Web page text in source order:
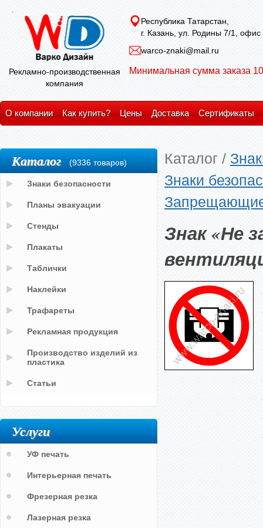
Рекламно-производственная
компания
Республика Татарстан,
г. Казань, ул. Родины 7/1, офис
warco-znaki@mail.ru
Минимальная сумма заказа
О компании Как купить? Цены Доставка Сертификаты
Каталог /
Знаки
Знак «Не
Каталог (9336 товаров)
Знаки безопасности
Планы эвакуации
Стенды
Плакаты
Таблички
Наклейки
Трафареты
Рекламная продукция
Производство изделий из
пластика
Статьи
Услуги
УФ печать
Интерьерная печать
Фрезерная резка
Лазерная резка